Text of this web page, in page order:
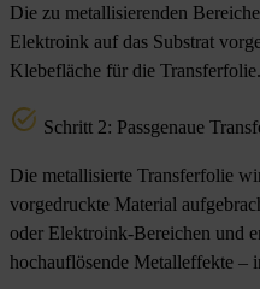
Die zu metallisierenden
Elektroink auf das Substrat
Klebefläche für die Transferfolie.
Schritt 2: Passgenaue
Die metallisierte Transferfolie
vorgedruckte Material
oder Elektroink-Bereichen und
hochauflösende Metalleffekte –